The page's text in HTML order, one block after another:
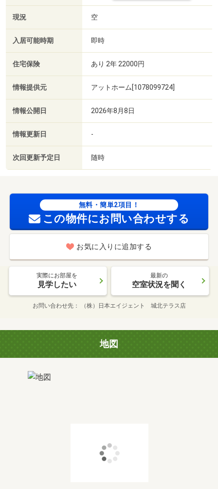
現況 空
入居可能時期 即時
住宅保険 あり 2年 22000円
情報提供元 アットホーム[1078099724]
情報公開日 2026年8月8日
情報更新日 -
次回更新予定日 随時
無料・簡単2項目！
この物件にお問い合わせする
お気に入りに追加する
実際にお部屋を
見学したい
最新の
空室状況を聞く
お問い合わせ先 （株）日本エイジェント 城北テラス店
地図